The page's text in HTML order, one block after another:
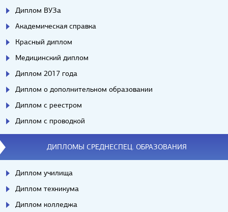
Диплом ВУЗа
Академическая справка
Красный диплом
Медицинский диплом
Диплом 2017 года
Диплом о дополнительном образовании
Диплом с реестром
Диплом с проводкой
ДИПЛОМЫ СРЕДНЕСПЕЦ. ОБРАЗОВАНИЯ
Диплом училища
Диплом техникума
Диплом колледжа